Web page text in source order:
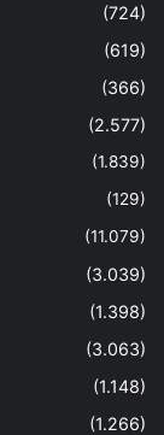
(724)
(619)
(366)
(2.577)
(1.839)
(129)
(11.079)
(3.039)
(1.398)
(3.063)
(1.148)
(1.266)